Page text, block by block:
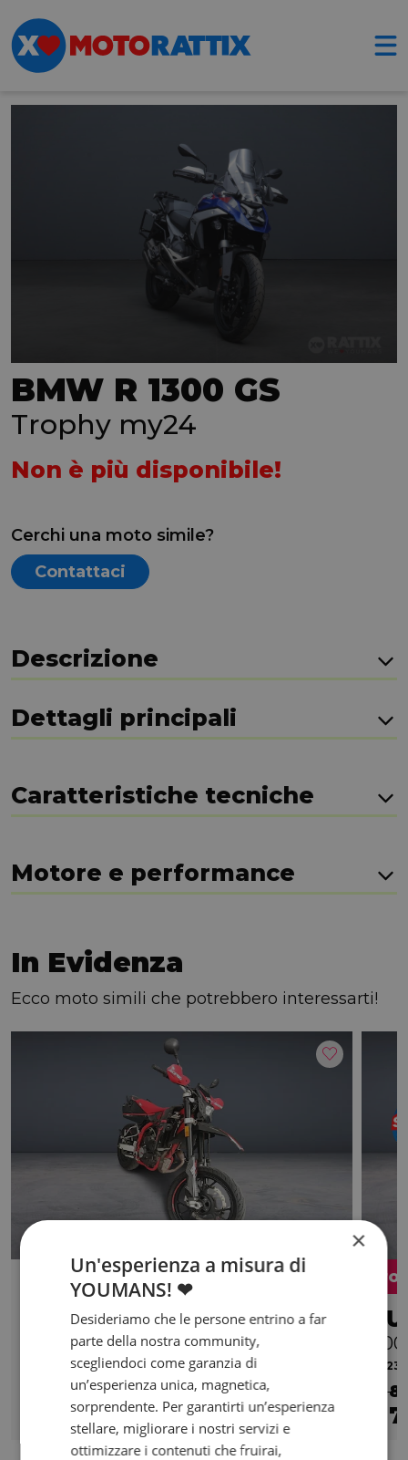
BMW R 1300 GS
Trophy my24
Non è più disponibile!
Cerchi una moto simile?
Contattaci
Descrizione
Dettagli principali
Caratteristiche tecniche
Motore e performance
In Evidenza
Ecco moto simili che potrebbero interessarti!
SWM SM 125
R my19
2023 | 20000 km | 124 cc | 15 Hp | 11 Kw
2.490
2023
€
×
Un'esperienza a misura di
YOUMANS! ❤
Desideriamo che le persone entrino a far
parte della nostra community,
scegliendoci come garanzia di
un’esperienza unica, magnetica,
sorprendente. Per garantirti un’esperienza
stellare, migliorare i nostri servizi e
ottimizzare i contenuti che fruirai,